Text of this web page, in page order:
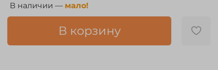
В наличии — мало!
В корзину